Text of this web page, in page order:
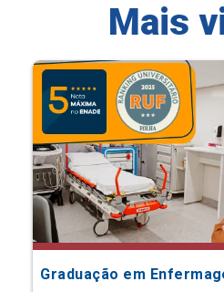
Mais
Graduação em